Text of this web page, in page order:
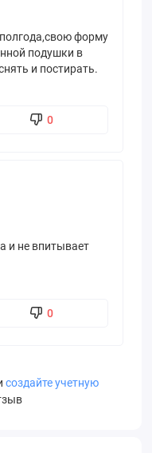
форму
подушки в
и постирать.
0
и не впитывает
0
создайте учетную